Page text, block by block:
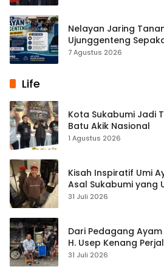
Nelayan Jaring
Ujunggenteng
Penangkapan
7 Agustus 2026
Life
Kota Sukabumi Jadi
Batu Akik Nasional
1 Agustus 2026
Kisah Inspiratif Umi
Asal Sukabumi yang
Streaming
31 Juli 2026
Dari Pedagang Ayam
H. Usep Kenang
Cisaat
31 Juli 2026